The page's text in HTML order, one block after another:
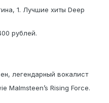
1. Лучшие хиты Deep
рублей.
легендарный вокалист
Malmsteen’s Rising Force.